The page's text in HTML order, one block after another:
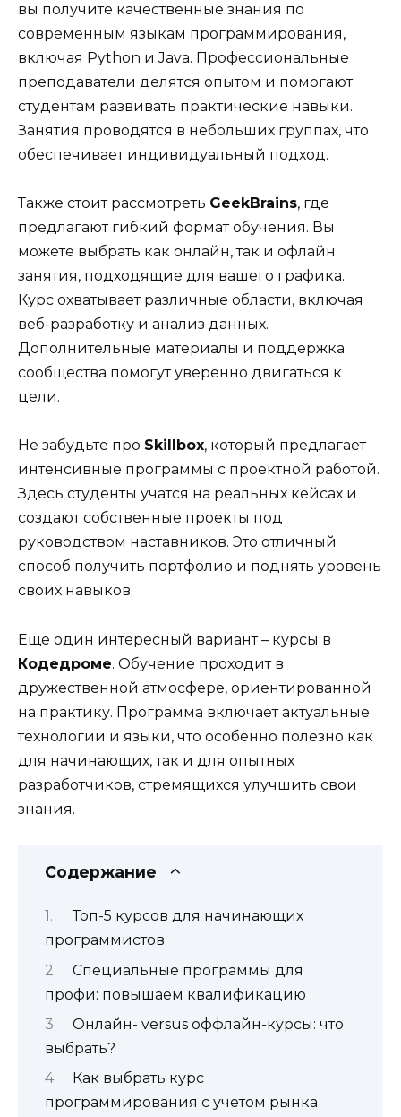
вы получите качественные знания по
современным языкам программирования,
включая Python и Java. Профессиональные
преподаватели делятся опытом и помогают
студентам развивать практические навыки.
Занятия проводятся в небольших группах, что
обеспечивает индивидуальный подход.
Также стоит рассмотреть GeekBrains, где
предлагают гибкий формат обучения. Вы
можете выбрать как онлайн, так и офлайн
занятия, подходящие для вашего графика.
Курс охватывает различные области, включая
веб-разработку и анализ данных.
Дополнительные материалы и поддержка
сообщества помогут уверенно двигаться к
цели.
Не забудьте про Skillbox, который предлагает
интенсивные программы с проектной работой.
Здесь студенты учатся на реальных кейсах и
создают собственные проекты под
руководством наставников. Это отличный
способ получить портфолио и поднять уровень
своих навыков.
Еще один интересный вариант – курсы в
Кодедроме. Обучение проходит в
дружественной атмосфере, ориентированной
на практику. Программа включает актуальные
технологии и языки, что особенно полезно как
для начинающих, так и для опытных
разработчиков, стремящихся улучшить свои
знания.
Содержание
Топ-5 курсов для начинающих
программистов
Специальные программы для
профи: повышаем квалификацию
Онлайн- versus оффлайн-курсы: что
выбрать?
Как выбрать курс
программирования с учетом рынка